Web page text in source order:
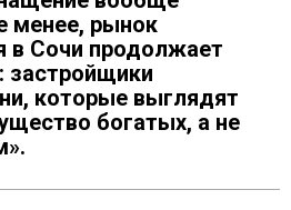
менее, рынок
в Сочи продолжает
застройщики
которые выглядят
богатых, а не